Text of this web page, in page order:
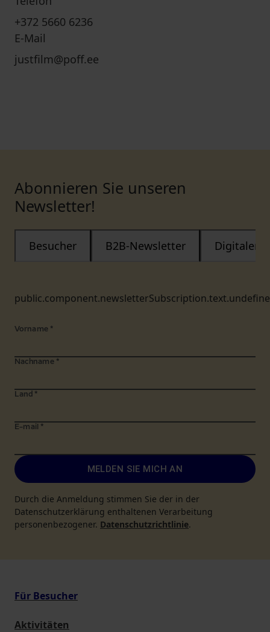
+372 5660 6236
E-Mail
justfilm@poff.ee
Abonnieren Sie unseren
Newsletter!
Besucher B2B-Newsletter Digitaler
Vorname *
Nachname *
Land *
E-mail *
MELDEN SIE MICH AN
Durch die Anmeldung stimmen Sie der in der
Datenschutzerklärung enthaltenen Verarbeitung
personenbezogener. Datenschutzrichtlinie.
Für Besucher
Aktivitäten